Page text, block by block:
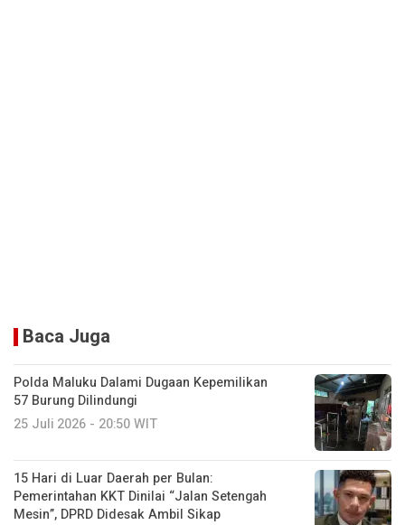
Baca Juga
Polda Maluku Dalami Dugaan Kepemilikan
57 Burung Dilindungi
25 Juli 2026 - 20:50 WIT
15 Hari di Luar Daerah per Bulan:
Pemerintahan KKT Dinilai “Jalan Setengah
Mesin”, DPRD Didesak Ambil Sikap